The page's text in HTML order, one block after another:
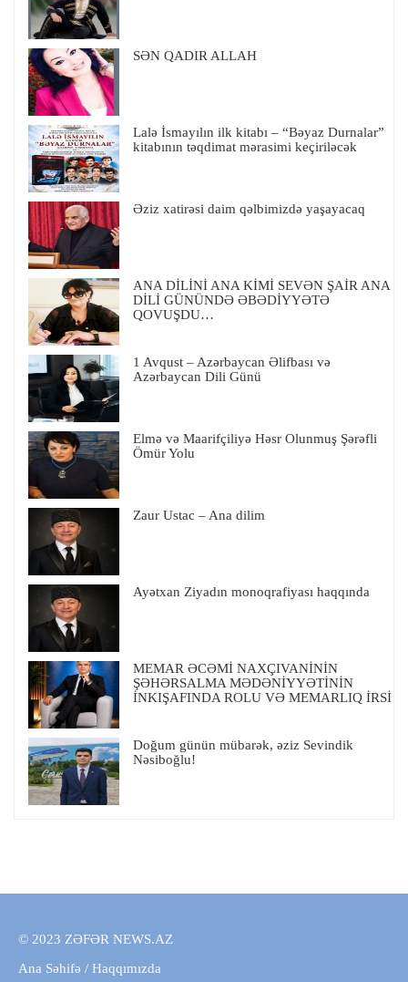
SƏN QADIR ALLAH
Lalə İsmayılın ilk kitabı – “Bəyaz Durnalar”
kitabının təqdimat mərasimi keçiriləcək
Əziz xatirəsi daim qəlbimizdə yaşayacaq
ANA DİLİNİ ANA KİMİ SEVƏN ŞAİR ANA
DİLİ GÜNÜNDƏ ƏBƏDİYYƏTƏ
QOVUŞDU…
1 Avqust – Azərbaycan Əlifbası və
Azərbaycan Dili Günü
Elmə və Maarifçiliyə Həsr Olunmuş Şərəfli
Ömür Yolu
Zaur Ustac – Ana dilim
Ayətxan Ziyadın monoqrafiyası haqqında
MEMAR ƏCƏMİ NAXÇIVANİNİN
ŞƏHƏRSALMA MƏDƏNİYYƏTİNİN
İNKIŞAFINDA ROLU VƏ MEMARLIQ İRSİ
Doğum günün mübarək, əziz Sevindik
Nəsiboğlu!
© 2023 ZƏFƏR NEWS.AZ
Ana Səhifə / Haqqımızda